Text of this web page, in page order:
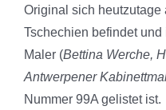
Original sich
Tschechien befindet
Maler (Bettina Werche,
Antwerpener
Nummer 99A gelistet ist.